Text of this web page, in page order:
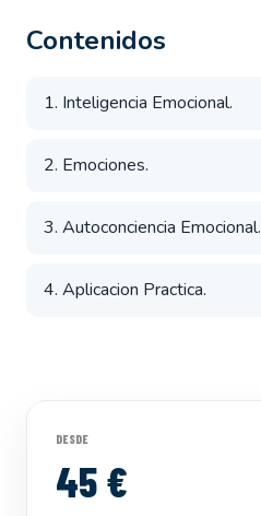
Contenidos
1. Inteligencia Emocional.
2. Emociones.
3. Autoconciencia Emocional.
4. Aplicacion Practica.
DESDE
45 €